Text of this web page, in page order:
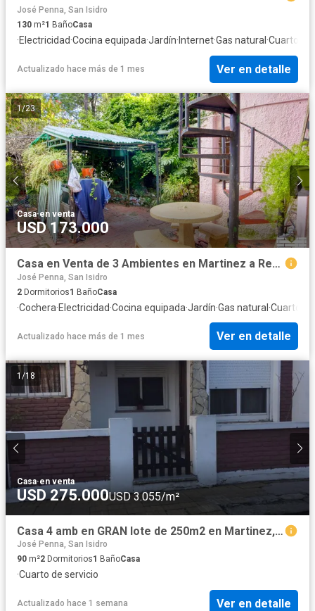
José Penna, San Isidro
130 m²1 BañoCasa
·Electricidad·Cocina equipada·Jardín· Internet·Gas natural ·Cuarto de
Actualizado hace más de 1 mes Ver en detalle
1/23
Casa·en venta
USD 173.000
Casa en Venta de 3 Ambientes en Martinez a Reciclar
José Penna, San Isidro
2 Dormitorios1 BañoCasa
·Cochera·Electricidad·Cocina equipada·Jardín·Gas natural ·Cuarto
Actualizado hace más de 1 mes Ver en detalle
1/18
Casa·en venta
USD 275.000USD 3.055/m²
Casa 4 amb en GRAN lote de 250m2 en Martinez, una planta y a refaccionar
José Penna, San Isidro
90 m²2 Dormitorios1 BañoCasa
·Cuarto de servicio
Actualizado hace 1 semana Ver en detalle